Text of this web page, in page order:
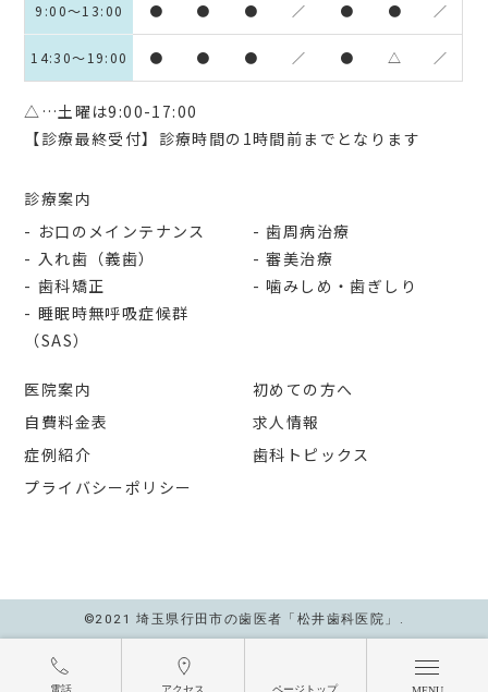
電話 アクセス ページトップ
9:00〜13:00 ● ● ● ／ ● ● ／
14:30〜19:00 ● ● ● ／ ● △ ／
△…土曜は9:00-17:00
【診療最終受付】診療時間の1時間前までとなります
診療案内
お口のメインテナンス
歯周病治療
入れ歯（義歯）
審美治療
歯科矯正
噛みしめ・歯ぎしり
睡眠時無呼吸症候群
（SAS）
医院案内
初めての方へ
自費料金表
求人情報
症例紹介
歯科トピックス
プライバシーポリシー
©2021 埼玉県行田市の歯医者「松井歯科医院」.